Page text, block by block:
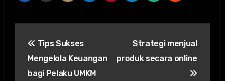
navigation
Tips Sukses
Mengelola Keuangan
bagi Pelaku UMKM
Strategi menjual
produk secara online